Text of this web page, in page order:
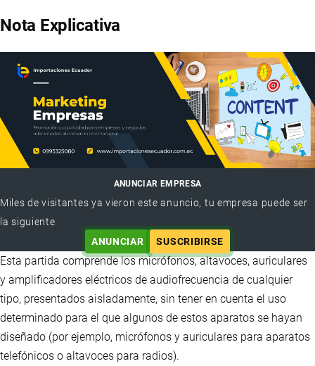
Nota Explicativa
ANUNCIAR EMPRESA
Miles de visitantes ya vieron este anuncio, tu empresa puede ser
la siguiente
ANUNCIAR
SUSCRIBIRSE
Esta partida comprende los micrófonos, altavoces, auriculares
y amplificadores eléctricos de audiofrecuencia de cualquier
tipo, presentados aisladamente, sin tener en cuenta el uso
determinado para el que algunos de estos aparatos se hayan
diseñado (por ejemplo, micrófonos y auriculares para aparatos
telefónicos o altavoces para radios).